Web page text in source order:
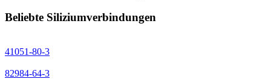
Beliebte Siliziumverbindungen
41051-80-3
82984-64-3